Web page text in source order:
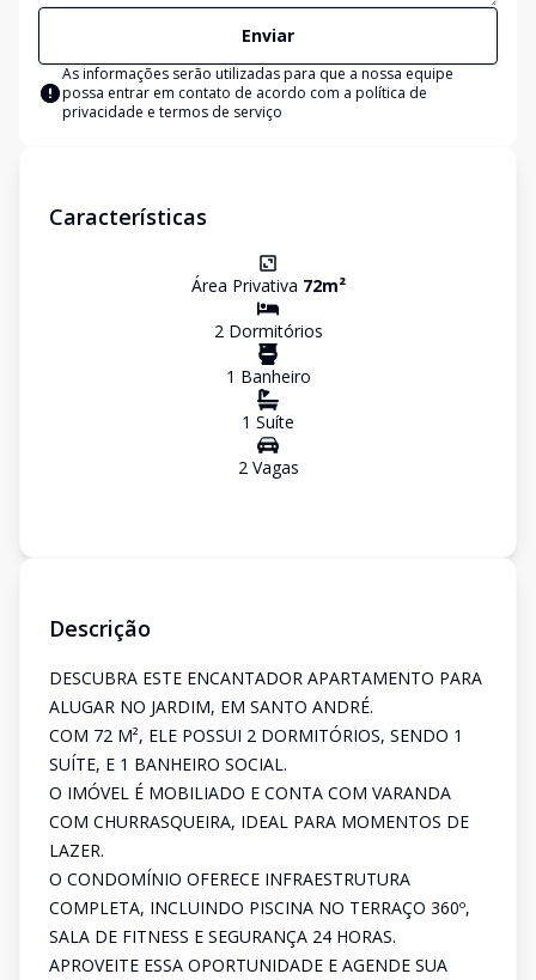
Enviar
As informações serão utilizadas para que a nossa equipe
possa entrar em contato de acordo com a política de
privacidade e termos de serviço
Características
Área Privativa 72m²
2Dormitórios
1 Banheiro
1 Suíte
2Vagas
Descrição
DESCUBRA ESTE ENCANTADOR APARTAMENTO PARA
ALUGAR NO JARDIM, EM SANTO ANDRÉ.
COM 72 M², ELE POSSUI 2 DORMITÓRIOS, SENDO 1
SUÍTE, E 1 BANHEIRO SOCIAL.
O IMÓVEL É MOBILIADO E CONTA COM VARANDA
COM CHURRASQUEIRA, IDEAL PARA MOMENTOS DE
LAZER.
O CONDOMÍNIO OFERECE INFRAESTRUTURA
COMPLETA, INCLUINDO PISCINA NO TERRAÇO 360º,
SALA DE FITNESS E SEGURANÇA 24 HORAS.
APROVEITE ESSA OPORTUNIDADE E AGENDE SUA